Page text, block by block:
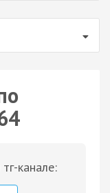
канале: